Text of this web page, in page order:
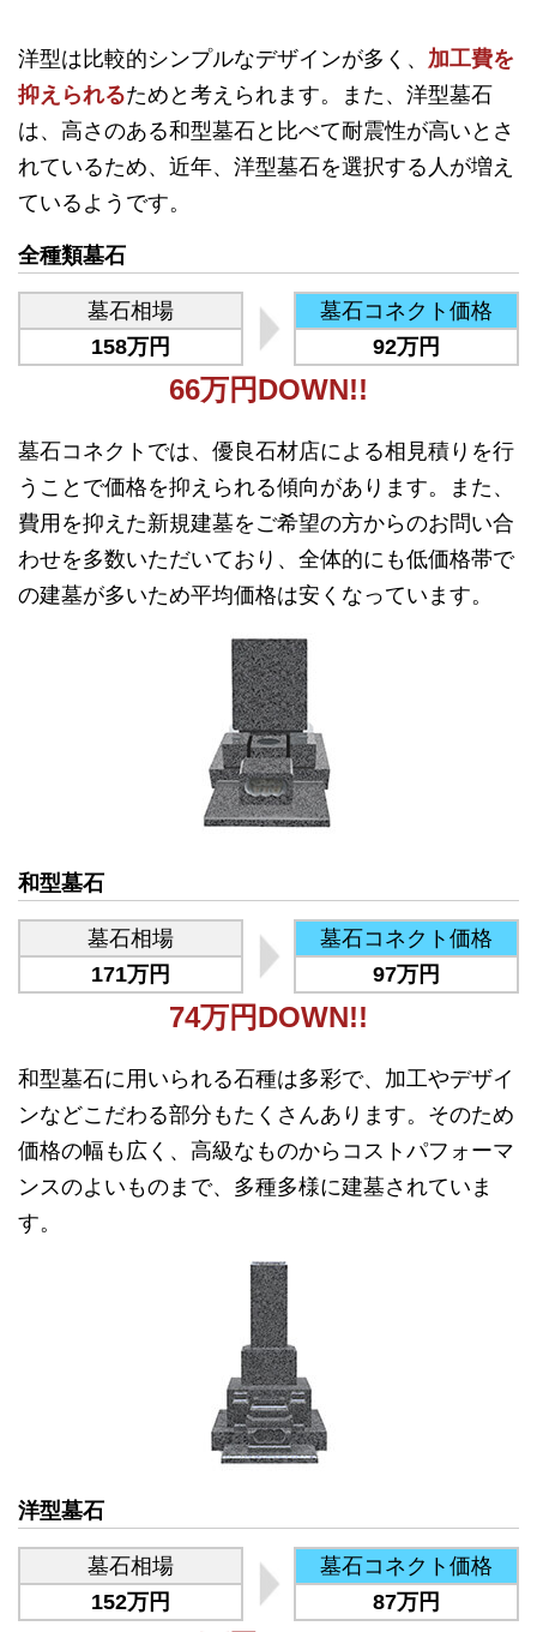
洋型は比較的シンプルなデザインが多く、 加工費を
抑えられるためと考えられます。また、洋型墓石
は、高さのある和型墓石と比べて耐震性が高いとさ
れているため、近年、洋型墓石を選択する人が増え
ているようです。
全種類墓石
墓石相場
158万円
墓石コネクト価格
92万円
66万円DOWN!!
墓石コネクトでは、優良石材店による相見積りを行
うことで価格を抑えられる傾向があります。また、
費用を抑えた新規建墓をご希望の方からのお問い合
わせを多数いただいており、全体的にも低価格帯で
の建墓が多いため平均価格は安くなっています。
和型墓石
墓石相場
171万円
墓石コネクト価格
97万円
74万円DOWN!!
和型墓石に用いられる石種は多彩で、加工やデザイ
ンなどこだわる部分もたくさんあります。そのため
価格の幅も広く、高級なものからコストパフォーマ
ンスのよいものまで、多種多様に建墓されていま
す。
洋型墓石
墓石相場
152万円
墓石コネクト価格
87万円